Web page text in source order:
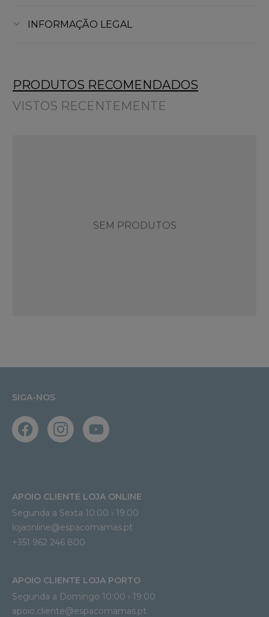
INFORMAÇÃO LEGAL
PRODUTOS RECOMENDADOS
VISTOS RECENTEMENTE
SEM PRODUTOS
SIGA-NOS
APOIO CLIENTE LOJA ONLINE
Segunda a Sexta 10:00 › 19:00
lojaonline@espacomamas.pt
+351 962 246 800
APOIO CLIENTE LOJA PORTO
Segunda a Domingo 10:00 › 19:00
apoio.cliente@espacomamas.pt